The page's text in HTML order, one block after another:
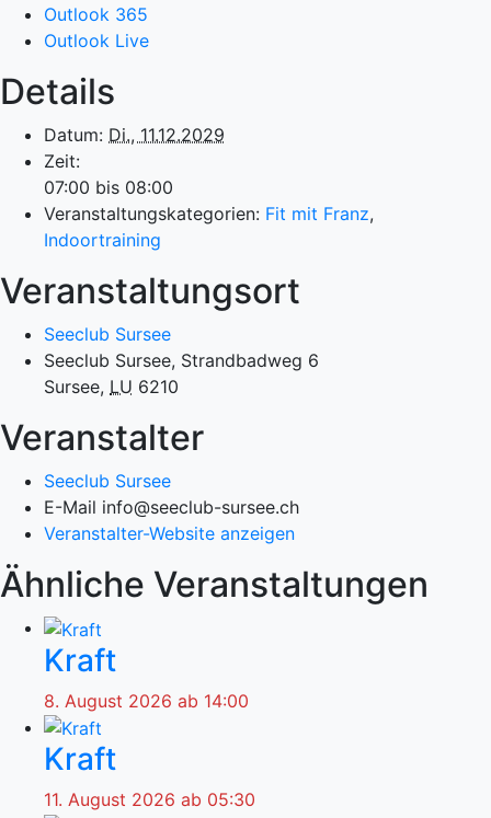
Outlook 365
Outlook Live
Details
Datum: Di., 11.12.2029
Zeit:
07:00 bis 08:00
Veranstaltungskategorien: Fit mit Franz,
Indoortraining
Veranstaltungsort
Seeclub Sursee
Seeclub Sursee, Strandbadweg 6
Sursee, LU 6210
Veranstalter
Seeclub Sursee
E-Mail info@seeclub-sursee.ch
Veranstalter-Website anzeigen
Ähnliche Veranstaltungen
Kraft
8. August 2026 ab 14:00
Kraft
11. August 2026 ab 05:30